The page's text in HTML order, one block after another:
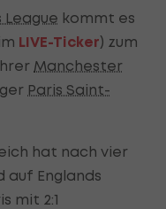
League kommt es
LIVE-Ticker) zum
Manchester
Paris Saint-
hat nach vier
auf Englands
mit 2:1